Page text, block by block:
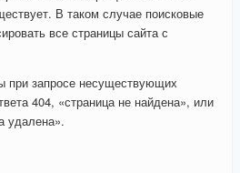
В таком случае поисковые
все страницы сайта с
при запросе несуществующих
404, «страница не найдена», или
удалена».